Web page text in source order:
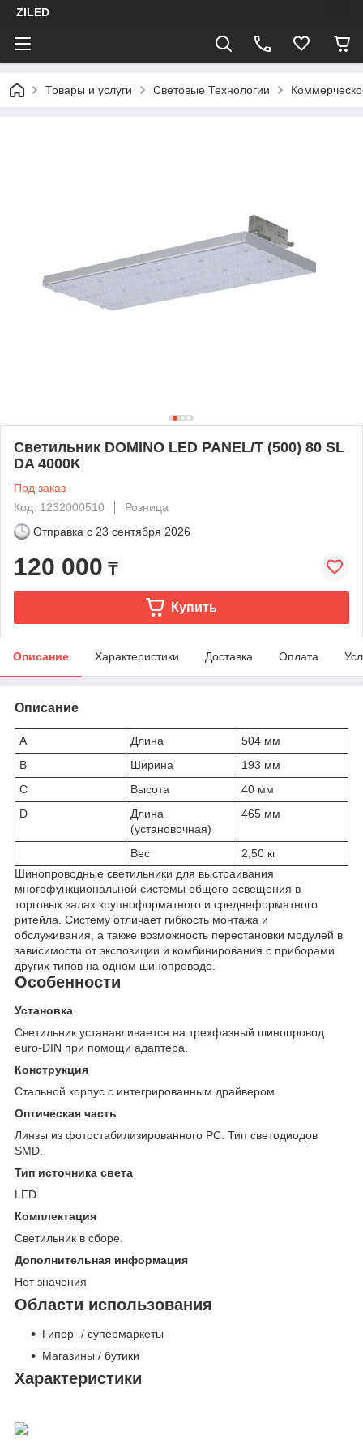
ZILED
Товары и услуги Световые Технологии
Светильник DOMINO LED PANEL/T (500) 80 SL
DA 4000K
Под заказ
Код: 1232000510
Розница
Отправка с 23 сентября 2026
120 000 ₸
Купить
Описание Характеристики Доставка Оплата
Описание
A Длина
504 мм
B
Ширина
193 мм
C
Высота
40 мм
D
Длина
(установочная)
465 мм
Вес
2,50 кг
Шинопроводные светильники для выстраивания
многофункциональной системы общего освещения в
торговых залах крупноформатного и среднеформатного
ритейла. Систему отличает гибкость монтажа и
обслуживания, а также возможность перестановки модулей в
зависимости от экспозиции и комбинирования с приборами
других типов на одном шинопроводе.
Особенности
Установка
Светильник устанавливается на трехфазный шинопровод
euro-DIN при помощи адаптера.
Конструкция
Стальной корпус с интегрированным драйвером.
Оптическая часть
Линзы из фотостабилизированного PC. Тип светодиодов
SMD.
Тип источника света
LED
Комплектация
Светильник в сборе.
Дополнительная информация
Нет значения
Области использования
Гипер- / супермаркеты
Магазины / бутики
Характеристики